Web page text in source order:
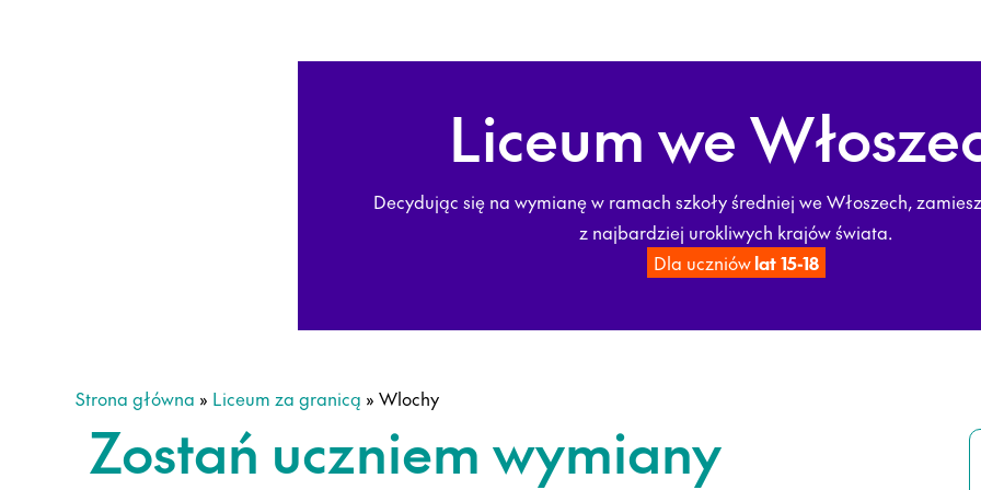
Liceum we
Decydując się na wymianę w ramach szkoły średniej we Włoszech,
z najbardziej urokliwych krajów świata.
Dla uczniówlat 15-18
Strona główna » Liceum za granicą » Wlochy
Zostań uczniem wymiany